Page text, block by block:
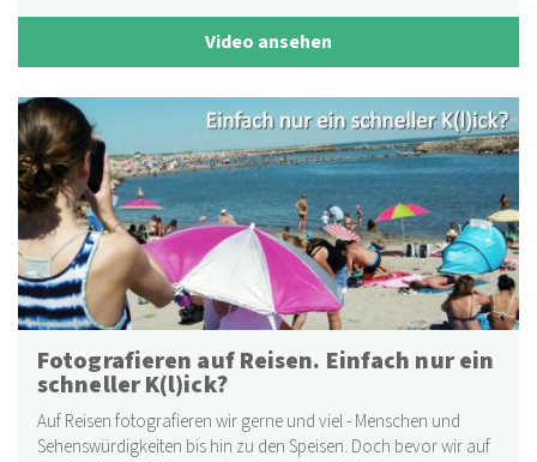
Video ansehen
Fotografieren auf Reisen. Einfach nur ein
schneller K(l)ick?
Auf Reisen fotografieren wir gerne und viel - Menschen und
Sehenswürdigkeiten bis hin zu den Speisen. Doch bevor wir auf